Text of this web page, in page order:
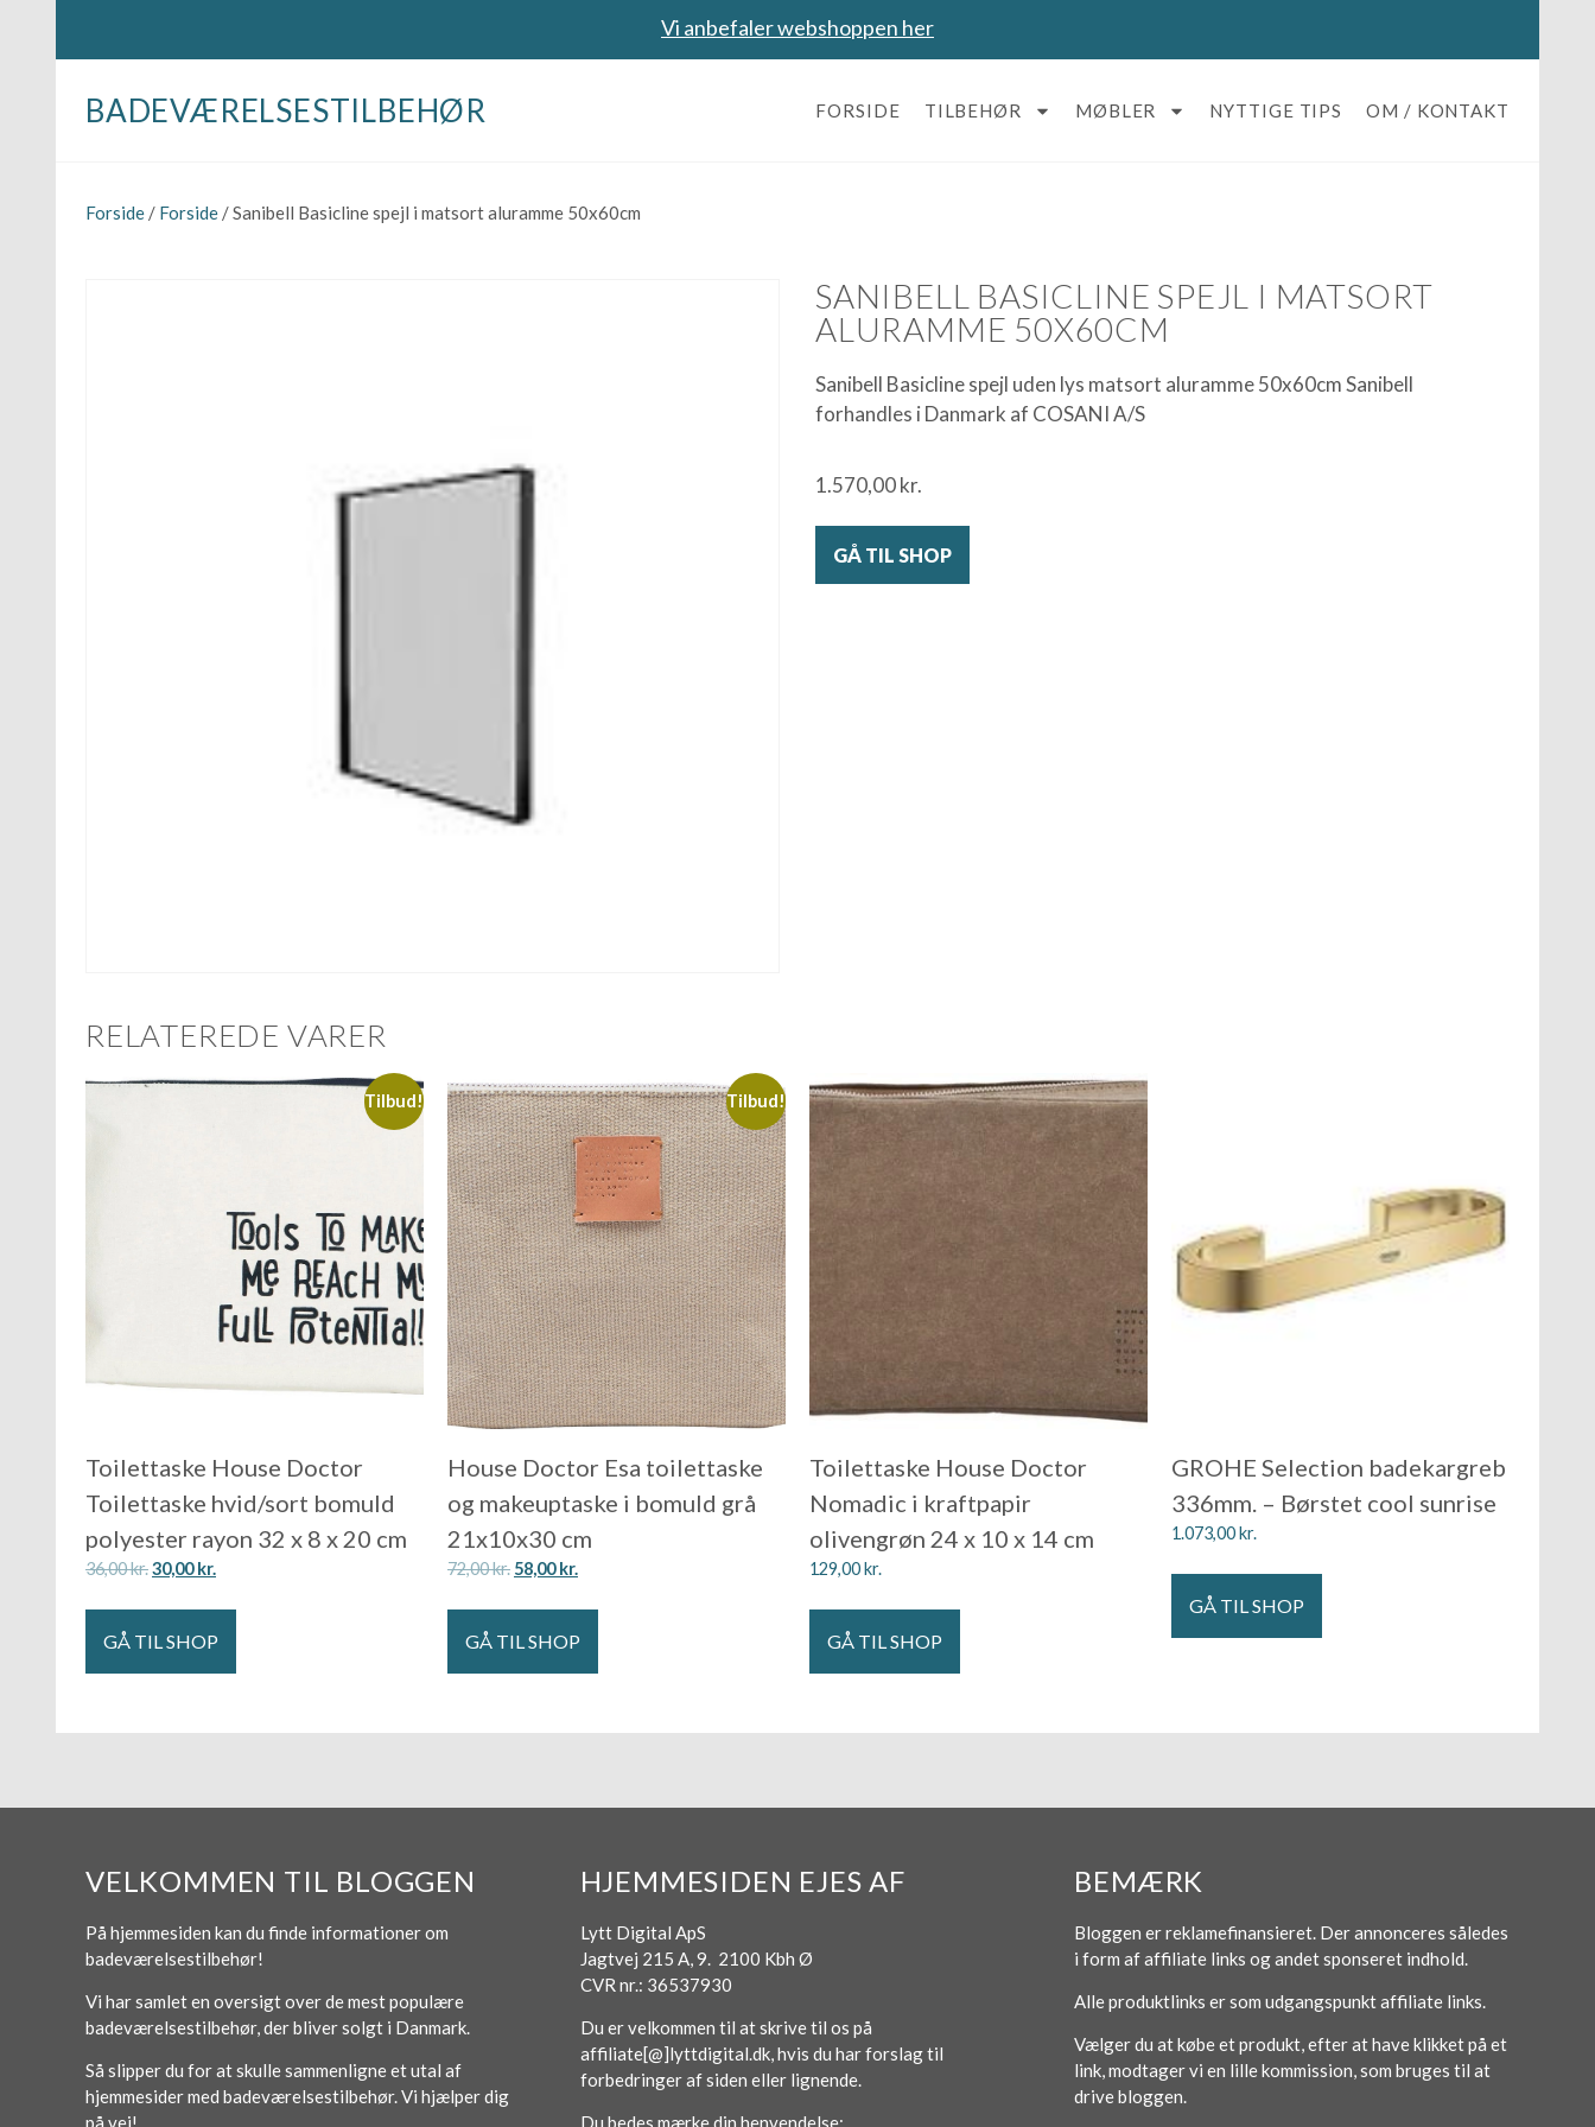
Vi anbefaler webshoppen her
BADEVÆRELSESTILBEHØR FORSIDE TILBEHØR MØBLER NYTTIGE TIPS OM / KONTAKT
Forside / Forside / Sanibell Basicline spejl i matsort aluramme 50x60cm
SANIBELL BASICLINE SPEJL I MATSORT
ALURAMME 50X60CM
Sanibell Basicline spejl uden lys matsort aluramme 50x60cm Sanibell
forhandles i Danmark af COSANI A/S
1.570,00kr.
GÅ TIL SHOP
RELATEREDE VARER
Tilbud!
Toilettaske House Doctor
Toilettaske hvid/sort bomuld
polyester rayon 32 x 8 x 20 cm
36,00kr.30,00kr.
GÅ TIL SHOP
Tilbud!
House Doctor Esa toilettaske
og makeuptaske i bomuld grå
21x10x30 cm
72,00kr. 58,00kr.
GÅ TIL SHOP
Toilettaske House Doctor
Nomadic i kraftpapir
olivengrøn 24 x 10 x 14 cm
129,00kr.
GÅ TIL SHOP
GROHE Selection badekargreb
336mm. – Børstet cool sunrise
1.073,00kr.
GÅ TIL SHOP
VELKOMMEN TIL BLOGGEN
På hjemmesiden kan du finde informationer om
badeværelsestilbehør!
Vi har samlet en oversigt over de mest populære
badeværelsestilbehør, der bliver solgt i Danmark.
Så slipper du for at skulle sammenligne et utal af
hjemmesider med badeværelsestilbehør. Vi hjælper dig
HJEMMESIDEN EJES AF
Lytt Digital ApS
Jagtvej 215 A, 9. 2100 Kbh Ø
CVR nr.: 36537930
Du er velkommen til at skrive til os på
affiliate[@]lyttdigital.dk, hvis du har forslag til
forbedringer af siden eller lignende.
BEMÆRK
Bloggen er reklamefinansieret. Der annonceres således
i form af affiliate links og andet sponseret indhold.
Alle produktlinks er som udgangspunkt affiliate links.
Vælger du at købe et produkt, efter at have klikket på et
link, modtager vi en lille kommission, som bruges til at
drive bloggen.